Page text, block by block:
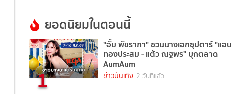
ยอดนิยมในตอนนี้
1
"อั้ม พัชราภา" ชวนนางเอกซุปตาร์ "แอน
ทองประสม - แต้ว ณฐพร" บุกตลาด
AumAum
ข่าวบันเทิง 2 วันที่แล้ว